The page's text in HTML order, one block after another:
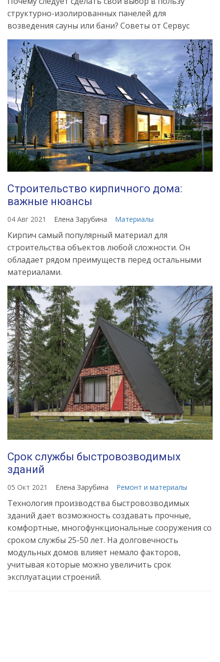
структурно-изолированных панелей для
возведения сауны или бани? Советы от Сервус
Строительство кирпичного дома:
важные нюансы
04 Авг 2021 Елена Зарубина Материалы
Кирпич самый популярный материал для
строительства объектов любой сложности. Он
обладает рядом преимуществ перед остальными
материалами.
Срок службы быстровозводимых
зданий
05 Окт 2021 Елена Зарубина Ремонт и материалы
Технология производства быстровозводимых
зданий дает возможность создавать прочные,
комфортные, многофункциональные сооружения со
сроком службы 25-50 лет. На долговечность
модульных домов влияет немало факторов,
учитывая которые можно увеличить срок
эксплуатации строений.